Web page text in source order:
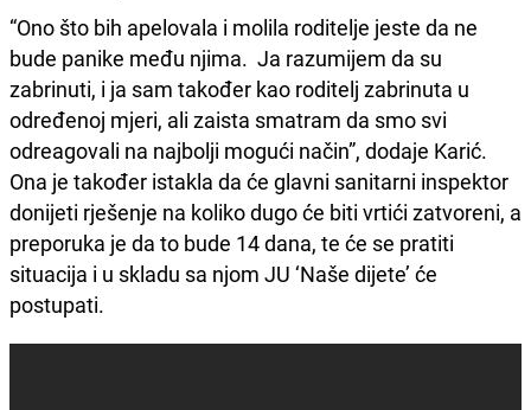
“Ono što bih apelovala i molila roditelje jeste da ne
bude panike među njima. Ja razumijem da su
zabrinuti, i ja sam također kao roditelj zabrinuta u
određenoj mjeri, ali zaista smatram da smo svi
odreagovali na najbolji mogući način”, dodaje Karić.
Ona je također istakla da će glavni sanitarni inspektor
donijeti rješenje na koliko dugo će biti vrtići zatvoreni, a
preporuka je da to bude 14 dana, te će se pratiti
situacija i u skladu sa njom JU ‘Naše dijete’ će
postupati.